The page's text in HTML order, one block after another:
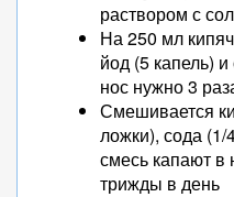
раствором с
На 250 мл
йод (5 капель)
нос нужно 3
Смешивается
ложки), сода (1/
смесь капают в
трижды в день